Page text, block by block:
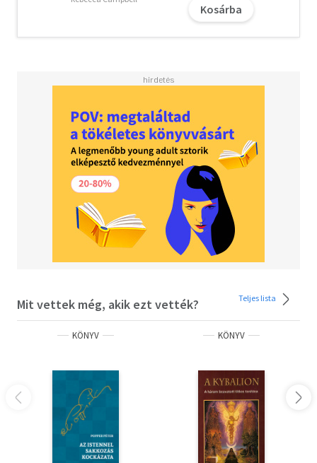
ihletet adhat, segíthet a gyógyulás, az ébredés következő
Olvasd el mások véleményét is!
Kosárba
Mit vettek még, akik ezt vették? Teljes lista
KÖNYV KÖNYV